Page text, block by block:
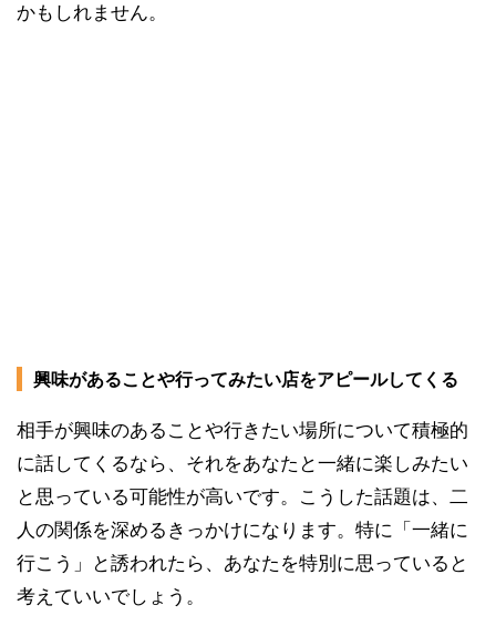
かもしれません。
興味があることや行ってみたい店をアピールしてくる
相手が興味のあることや行きたい場所について積極的
に話してくるなら、それをあなたと一緒に楽しみたい
と思っている可能性が高いです。こうした話題は、二
人の関係を深めるきっかけになります。特に「一緒に
行こう」と誘われたら、あなたを特別に思っていると
考えていいでしょう。